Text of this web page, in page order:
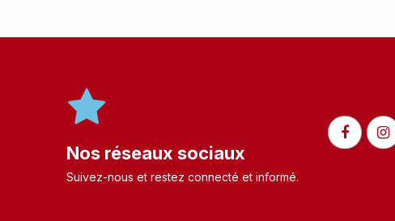
Nos réseaux sociaux
Suivez-nous et restez connecté et informé.​